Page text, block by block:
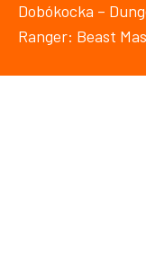
Dobókocka –
Ranger: Beast